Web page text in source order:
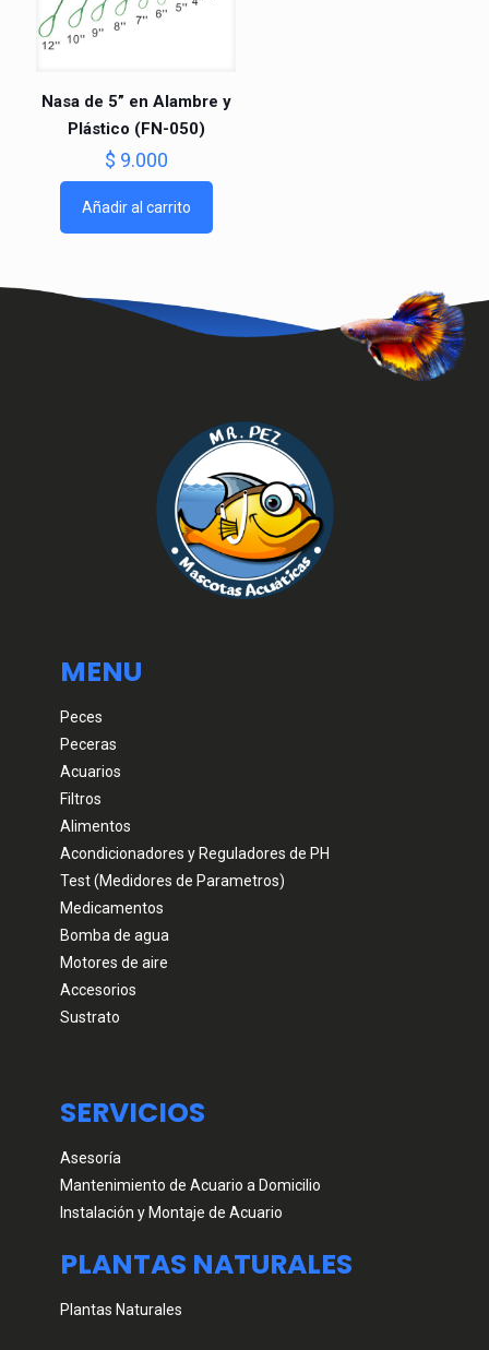
Nasa de 5” en Alambre y
Plástico (FN-050)
$ 9.000
Añadir al carrito
MENU
Peces
Peceras
Acuarios
Filtros
Alimentos
Acondicionadores y Reguladores de PH
Test (Medidores de Parametros)
Medicamentos
Bomba de agua
Motores de aire
Accesorios
Sustrato
SERVICIOS
Asesoría
Mantenimiento de Acuario a Domicilio
Instalación y Montaje de Acuario
PLANTAS NATURALES
Plantas Naturales